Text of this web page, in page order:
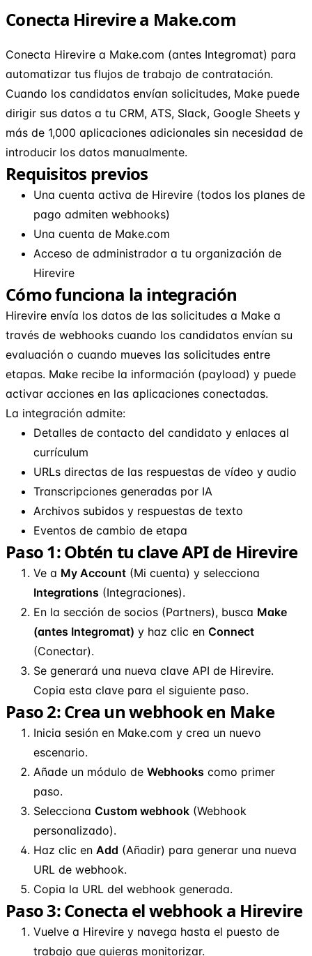
Conecta Hirevire a Make.com
Conecta Hirevire a Make.com (antes Integromat) para
automatizar tus flujos de trabajo de contratación.
Cuando los candidatos envían solicitudes, Make puede
dirigir sus datos a tu CRM, ATS, Slack, Google Sheets y
más de 1,000 aplicaciones adicionales sin necesidad de
introducir los datos manualmente.
Requisitos previos
Una cuenta activa de Hirevire (todos los planes de
pago admiten webhooks)
Una cuenta de Make.com
Acceso de administrador a tu organización de
Hirevire
Cómo funciona la integración
Hirevire envía los datos de las solicitudes a Make a
través de webhooks cuando los candidatos envían su
evaluación o cuando mueves las solicitudes entre
etapas. Make recibe la información (payload) y puede
activar acciones en las aplicaciones conectadas.
La integración admite:
Detalles de contacto del candidato y enlaces al
currículum
URLs directas de las respuestas de vídeo y audio
Transcripciones generadas por IA
Archivos subidos y respuestas de texto
Eventos de cambio de etapa
Paso 1: Obtén tu clave API de Hirevire
Ve a My Account (Mi cuenta) y selecciona
Integrations (Integraciones).
En la sección de socios (Partners), busca Make
(antes Integromat) y haz clic en Connect
(Conectar).
Se generará una nueva clave API de Hirevire.
Copia esta clave para el siguiente paso.
Paso 2: Crea un webhook en Make
Inicia sesión en Make.com y crea un nuevo
escenario.
Añade un módulo de Webhooks como primer
paso.
Selecciona Custom webhook (Webhook
personalizado).
Haz clic en Add (Añadir) para generar una nueva
URL de webhook.
Copia la URL del webhook generada.
Paso 3: Conecta el webhook a Hirevire
Vuelve a Hirevire y navega hasta el puesto de
trabajo que quieras monitorizar.